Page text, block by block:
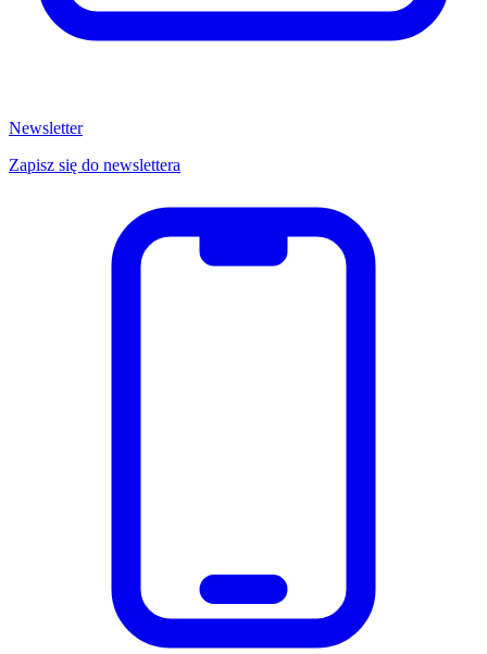
Newsletter
Zapisz się do newslettera